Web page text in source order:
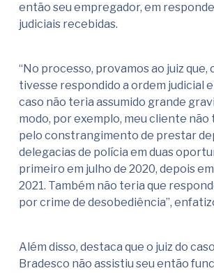
então seu empregador, em
judiciais recebidas.
“No processo, provamos ao juiz que,
tivesse respondido a ordem judicial
caso não teria assumido grande
modo, por exemplo, meu cliente não
pelo constrangimento de prestar
delegacias de polícia em duas
primeiro em julho de 2020, depois
2021. Também não teria que
por crime de desobediência”,
Além disso, destaca que o juiz do
Bradesco não assistiu seu então